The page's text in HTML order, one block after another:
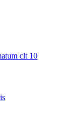
clt 10